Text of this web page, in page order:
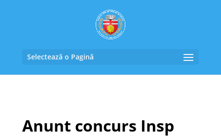
Selectează o Pagină
Anunt concurs Insp